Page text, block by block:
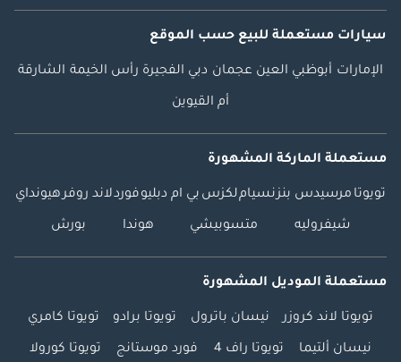
سيارات مستعملة للبيع حسب الموقع
الإمارات أبوظبي العين عجمان دبي الفجيرة رأس الخيمة الشارقة
أم القيوين
مستعملة الماركة المشهورة
تويوتا مرسيدس بنزنسياملكزس بي ام دبليوفوردلاند روفرهيونداي
شيفروليه متسوبيشي هوندا بورش
مستعملة الموديل المشهورة
تويوتا لاند كروزر نيسان باترول تويوتا برادو تويوتا كامري
نيسان ألتيما تويوتا راف 4 فورد موستانج تويوتا كورولا